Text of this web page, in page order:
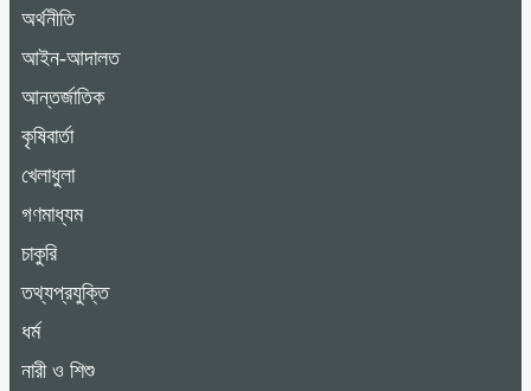
অর্থনীতি
আইন-আদালত
আন্তর্জাতিক
কৃষিবার্তা
খেলাধুলা
গণমাধ্যম
চাকুরি
তথ্যপ্রযুক্তি
ধর্ম
নারী ও শিশু